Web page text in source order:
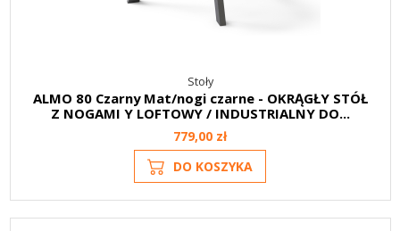
Stoły
ALMO 80 Czarny Mat/nogi czarne - OKRĄGŁY STÓŁ
Z NOGAMI Y LOFTOWY / INDUSTRIALNY DO...
779,00 zł
DO KOSZYKA